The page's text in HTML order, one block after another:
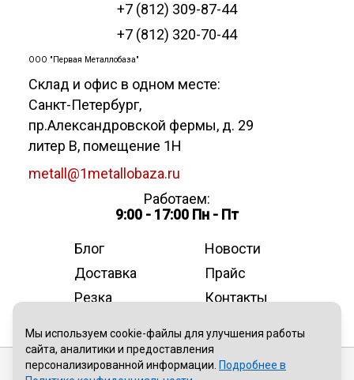
+7 (812) 309-87-44
+7 (812) 320-70-44
ООО "Первая Металлобаза"
Склад и офис в одном месте:
Санкт-Петербург,
пр.Александровской фермы, д. 29
литер В, помещение 1Н
metall@1metallobaza.ru
Работаем:
9:00 - 17:00 Пн - Пт
Блог
Новости
Доставка
Прайс
Резка
Контакты
Публичная оферта
Мы используем cookie-файлы для улучшения работы
сайта, аналитики и предоставления
персонализированной информации. Подробнее в